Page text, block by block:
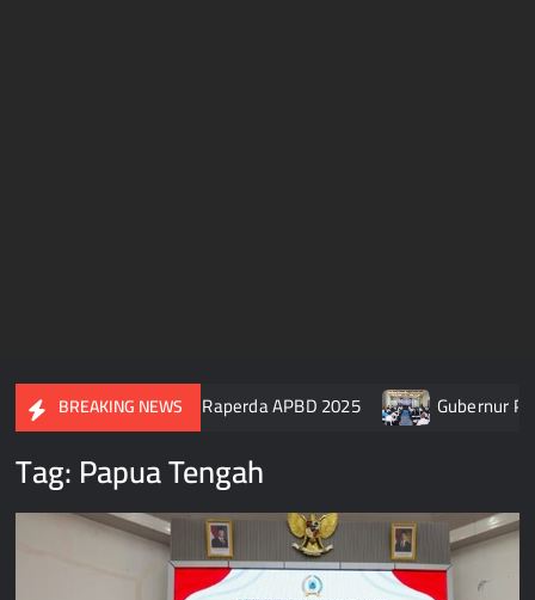
BREAKING NEWS
Tengah Setujui Raperda APBD 2025 Gubernur Papua
Tag:Papua Tengah